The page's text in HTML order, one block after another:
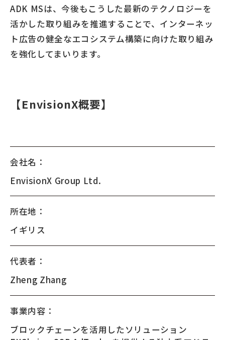
ADK MSは、今後もこうした最新のテクノロジーを
活かした取り組みを推進することで、インターネッ
ト広告の健全なエコシステム構築に向けた取り組み
を強化してまいります。
【EnvisionX概要】
会社名：
EnvisionX Group Ltd.
所在地：
イギリス
代表者：
Zheng Zhang
事業内容：
ブロックチェーンを活用したソリューション